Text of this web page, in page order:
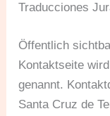
Traducciones
Öffentlich
Kontaktseite
genannt.
Santa Cruz de